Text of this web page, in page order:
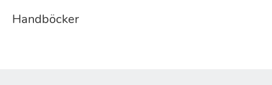
Handböcker